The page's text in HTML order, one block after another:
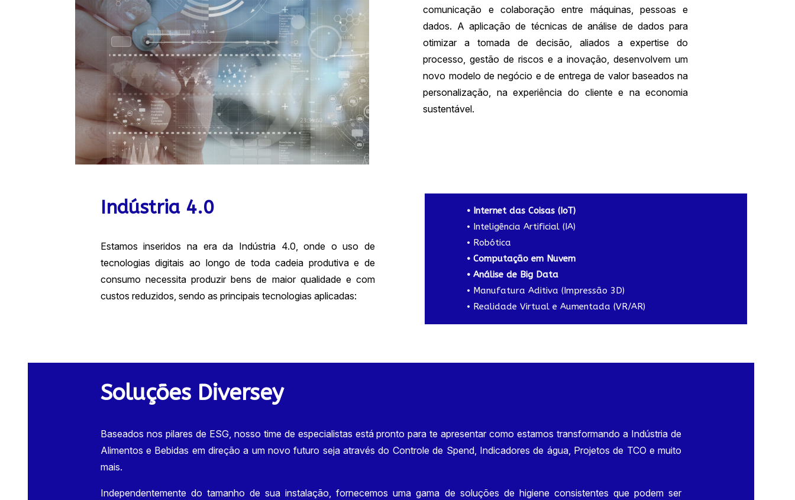
comunicação e colaboração entre máquinas, pessoas e
dados. A aplicação de técnicas de análise de dados para
otimizar a tomada de decisão, aliados a expertise do
processo, gestão de riscos e a inovação, desenvolvem um
novo modelo de negócio e de entrega de valor baseados na
personalização, na experiência do cliente e na economia
sustentável.
Indústria 4.0
Estamos inseridos na era da Indústria 4.0, onde o uso de
tecnologias digitais ao longo de toda cadeia produtiva e de
consumo necessita produzir bens de maior qualidade e com
custos reduzidos, sendo as principais tecnologias aplicadas:
• Internet das Coisas (IoT)
• Inteligência Artificial (IA)
• Robótica
• Computação em Nuvem
• Análise de Big Data
• Manufatura Aditiva (Impressão 3D)
• Realidade Virtual e Aumentada (VR/AR)
Soluções Diversey
Baseados nos pilares de ESG, nosso time de especialistas está pronto para te apresentar como estamos transformando a Indústria de
Alimentos e Bebidas em direção a um novo futuro seja através do Controle de Spend, Indicadores de água, Projetos de TCO e muito
mais.
Independentemente do tamanho de sua instalação, fornecemos uma gama de soluções de higiene consistentes que podem ser